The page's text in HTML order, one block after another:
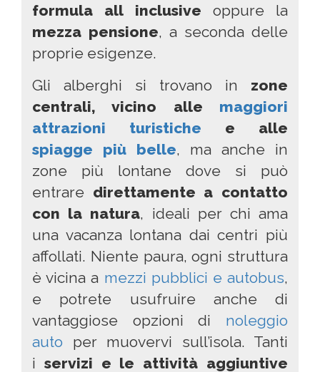
formula all inclusive oppure la
mezza pensione, a seconda delle
proprie esigenze.
Gli alberghi si trovano in zone
centrali, vicino alle maggiori
attrazioni turistiche e alle
spiagge più belle, ma anche in
zone più lontane dove si può
entrare direttamente a contatto
con la natura, ideali per chi ama
una vacanza lontana dai centri più
affollati. Niente paura, ogni struttura
è vicina a mezzi pubblici e autobus,
e potrete usufruire anche di
vantaggiose opzioni di noleggio
auto per muovervi sull’isola. Tanti
i servizi e le attività aggiuntive